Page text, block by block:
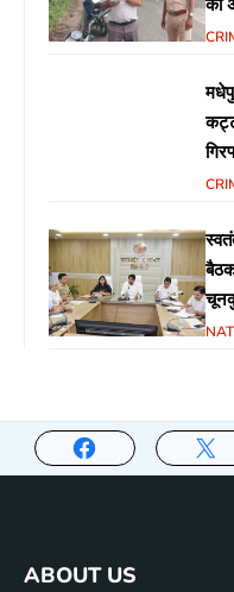
का
ABOUT US